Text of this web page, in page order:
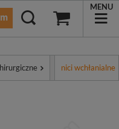
MENU
nici wchłanialne